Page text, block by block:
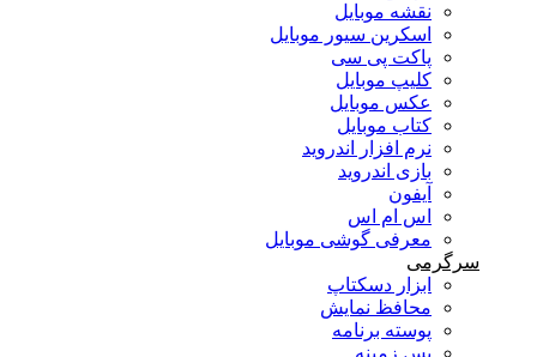
نقشه موبایل
اسکرین سیور موبایل
پاکت پی سی
کلیپ موبایل
عکس موبایل
کتاب موبایل
نرم افزار اندروید
بازی اندروید
آیفون
اس ام اس
معرفی گوشی موبایل
سرگرمی
ابزار دسکتاپ
محافظ نمایش
پوسته برنامه
پس زمینه